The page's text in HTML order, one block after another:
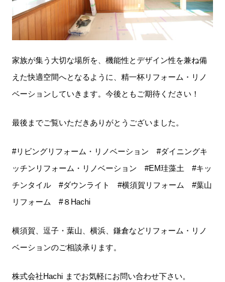
家族が集う大切な場所を、機能性とデザイン性を兼ね備
えた快適空間へとなるように、精一杯リフォーム・リノ
ベーションしていきます。今後ともご期待ください！
最後までご覧いただきありがとうございました。
#リビングリフォーム・リノベーション #ダイニングキ
ッチンリフォーム・リノベーション #EM珪藻土 #キッ
チンタイル #ダウンライト #横須賀リフォーム #葉山
リフォーム #８Hachi
横須賀、逗子・葉山、横浜、鎌倉などリフォーム・リノ
ベーションのご相談承ります。
株式会社Hachi までお気軽にお問い合わせ下さい。